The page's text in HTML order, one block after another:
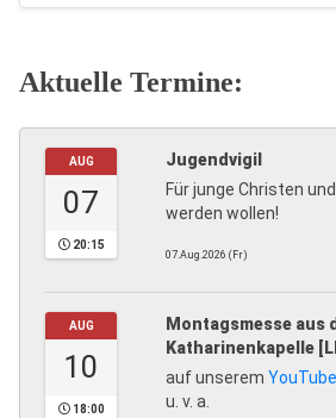
Aktuelle Termine:
AUG
07
20:15
Jugendvigil
Für junge Christen
werden wollen!
07.Aug.2026 (Fr)
AUG
10
18:00
Montagsmesse aus
Katharinenkapelle
auf unserem
u. v. a.